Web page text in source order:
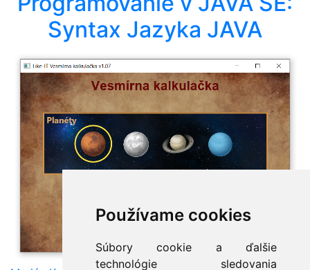
Používame cookies
Súbory cookie a ďalšie
technológie sledovania
Syntax Jazyka JAVA